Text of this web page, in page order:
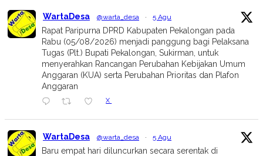
WartaDesa @warta_desa · 5 Agu
Rapat Paripurna DPRD Kabupaten Pekalongan pada
Rabu (05/08/2026) menjadi panggung bagi Pelaksana
Tugas (Plt.) Bupati Pekalongan, Sukirman, untuk
menyerahkan Rancangan Perubahan Kebijakan Umum
Anggaran (KUA) serta Perubahan Prioritas dan Plafon
Anggaran
X
WartaDesa @warta_desa · 5 Agu
Baru empat hari diluncurkan secara serentak di